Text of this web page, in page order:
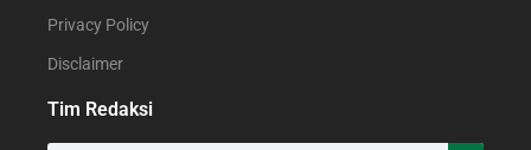
Privacy Policy
Disclaimer
Tim Redaksi